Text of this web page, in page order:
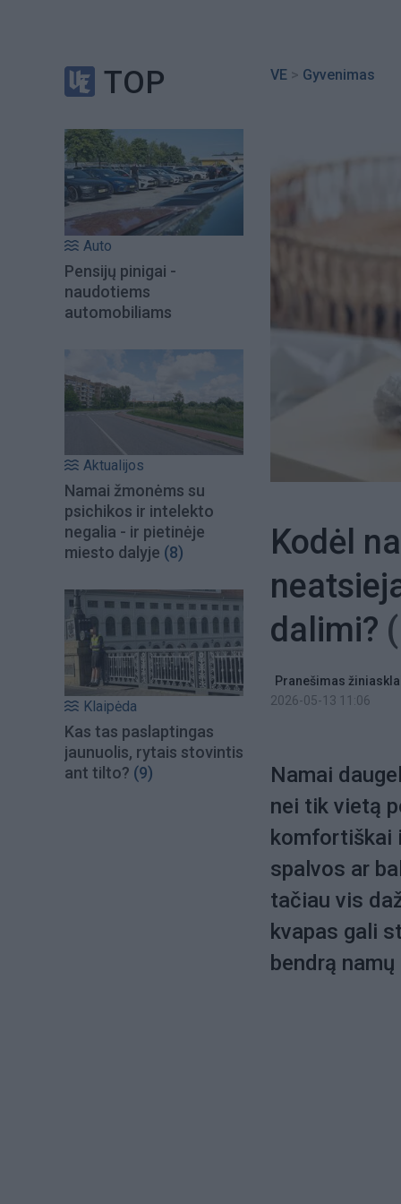
TOP
Auto
Pensijų pinigai -
naudotiems
automobiliams
Aktualijos
Namai žmonėms su
psichikos ir intelekto
negalia - ir pietinėje
miesto dalyje (8)
Klaipėda
Kas tas paslaptingas
jaunuolis, rytais stovintis
ant tilto? (9)
VE > Gyvenimas
Kodėl
dalimi?
Pranešimas
2026-05-13 11:06
Namai
nei tik vietą
komfortiškai
spalvos ar
tačiau vis
kvapas gali
bendrą